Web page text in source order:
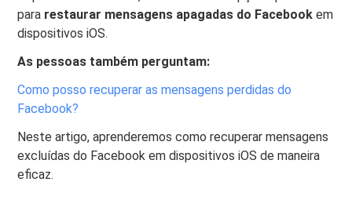
para restaurar mensagens apagadas do Facebook em
dispositivos iOS.
As pessoas também perguntam:
Como posso recuperar as mensagens perdidas do
Facebook?
Neste artigo, aprenderemos como recuperar mensagens
excluídas do Facebook em dispositivos iOS de maneira
eficaz.